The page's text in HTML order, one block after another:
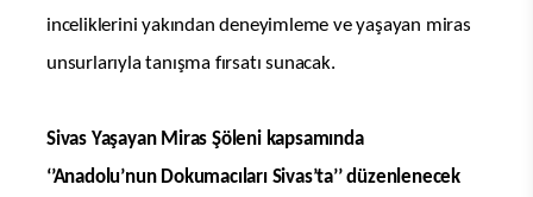
inceliklerini yakından deneyimleme ve yaşayan miras
unsurlarıyla tanışma fırsatı sunacak.
Sivas Yaşayan Miras Şöleni kapsamında
‘’Anadolu’nun Dokumacıları Sivas’ta’’ düzenlenecek